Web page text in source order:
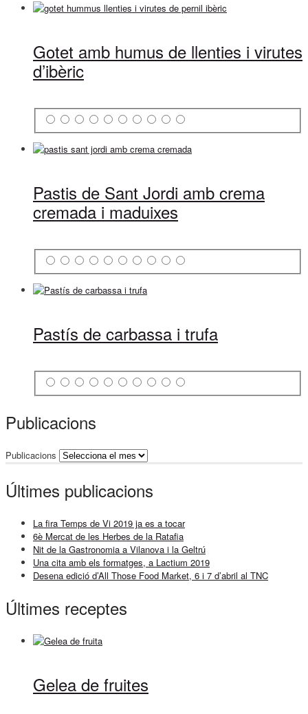
Gotet amb humus de llenties i virutes
d’ibèric
Pastis de Sant Jordi amb crema
cremada i maduixes
Pastís de carbassa i trufa
Publicacions
Publicacions
Últimes publicacions
La fira Temps de Vi 2019 ja es a tocar
6è Mercat de les Herbes de la Ratafia
Nit de la Gastronomia a Vilanova i la Geltrú
Una cita amb els formatges, a Lactium 2019
Desena edició d’All Those Food Market, 6 i 7 d’abril al TNC
Últimes receptes
Gelea de fruites